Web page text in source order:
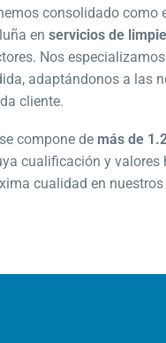
consolidado como
en servicios de
Nos
adaptándonos a las
cliente.
compone de más de
cualificación y valores
cualidad en nuestros